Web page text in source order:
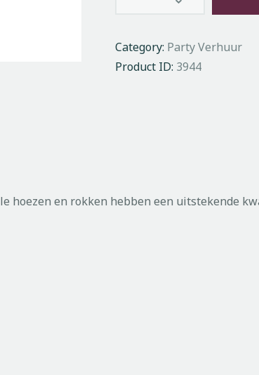
Category: Party Verhuur
Product ID: 3944
hoezen en rokken hebben een uitstekende